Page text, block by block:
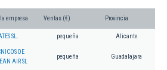
empresa Ventas (€) Provincia
SL. pequeña Alicante
DE
AIR SL
pequeña Guadalajara